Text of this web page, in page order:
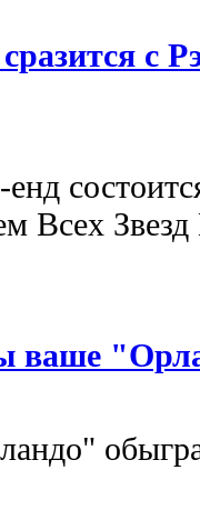
с
Всех
ваше